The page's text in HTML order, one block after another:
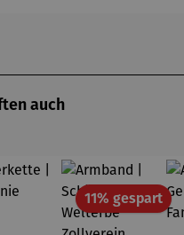
auch
11% gespart